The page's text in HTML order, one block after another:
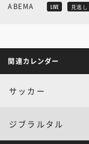
ABEMA LIVE 見逃し
関連カレンダー
サッカー
ジブラルタル